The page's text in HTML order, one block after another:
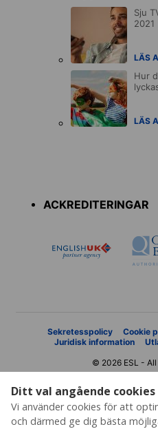
Ditt val angående
Vi använder cookies för att
och därmed ge dig bästa
Sju
2021
LÄS
Hur
LÄS
ACKREDITERINGAR
Sekretesspolicy Cookie
Juridisk information
© 2026 ESL -